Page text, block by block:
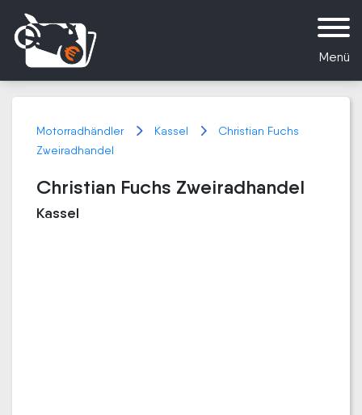
Menü
Motorradhändler Kassel
Christian Fuchs
Zweiradhandel
Christian Fuchs Zweiradhandel
Kassel